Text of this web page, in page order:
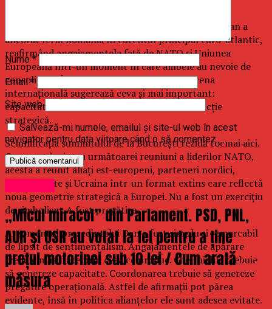
De la preluarea mandatului în 2025, președintele Dan a
ancorat ferm România în curentul principal euro-atlantic,
reafirmând angajamentele față de NATO și Uniunea
Europeană într-un moment în care ambele au nevoie de
consolidare. Însă comportamentul său pe scena
internațională sugerează ceva și mai important:
capacitatea de a transforma consensul în direcție
strategică.
Semnificația summitului de la București rezidă tocmai aici.
Convocat înaintea următoarei reuniuni a liderilor NATO,
acesta a reunit aliați est-europeni, parteneri nordici,
Statele Unite și Ucraina într-un format extins care reflectă
noua geometrie strategică a Europei. Nu a fost un exercițiu
de simbolism. A fost pregătire.
Argumentul președintelui Dan a fost simplu și remarcabil
de lipsit de sentimentalism. Angajamentele de apărare
trebuie măsurate prin ceea ce produc. Cheltuielile trebuie
să genereze capacitate. Coordonarea trebuie să genereze
pregătire operațională. Astfel de afirmații pot părea
evidente, însă în politica alianțelor ele sunt adesea evitate.
Nume*
Email*
Site web
Salvează-mi numele, emailul și site-ul web în acest
navigator pentru data viitoare când o să comentez.
„Micul miracol” din Parlament. PSD, PNL,
AUR și USR au votat la fel pentru a ține
prețul motorinei sub 10 lei / Cum arată
măsura